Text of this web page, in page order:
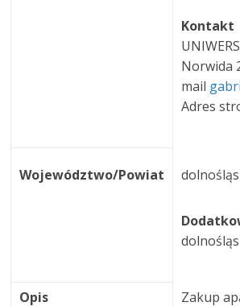
Kontakt
Norwida
mail
Adres
Województwo/Powiat
Opis
Zakup